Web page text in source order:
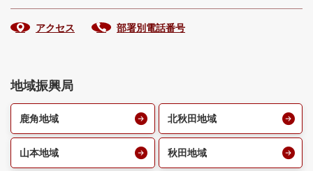
アクセス 部署別電話番号
地域振興局
鹿角地域 北秋田地域
山本地域 秋田地域